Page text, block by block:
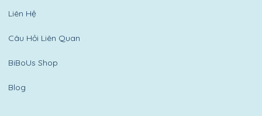
Liên Hệ
Câu Hỏi Liên Quan
BiBoUs Shop
Blog